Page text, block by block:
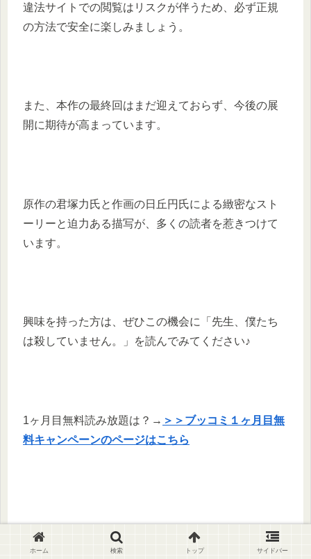
違法サイトでの閲覧はリスクが伴うため、必ず正規
の方法で安全に楽しみましょう。
また、本作の最終回はまだ迎えておらず、今後の展
開に期待が高まっています。
原作の君塚力氏と作画の日丘円氏による緻密なスト
ーリーと迫力ある描写が、多くの読者を惹きつけて
います。
興味を持った方は、ぜひこの機会に「先生、僕たち
は殺していません。」を読んでみてください♪
1ヶ月目無料読み放題は？→ ＞＞ブッコミ１ヶ月目無
料キャンペーンのページはこちら
どこで読める？
ホーム 検索 トップ サイドバー